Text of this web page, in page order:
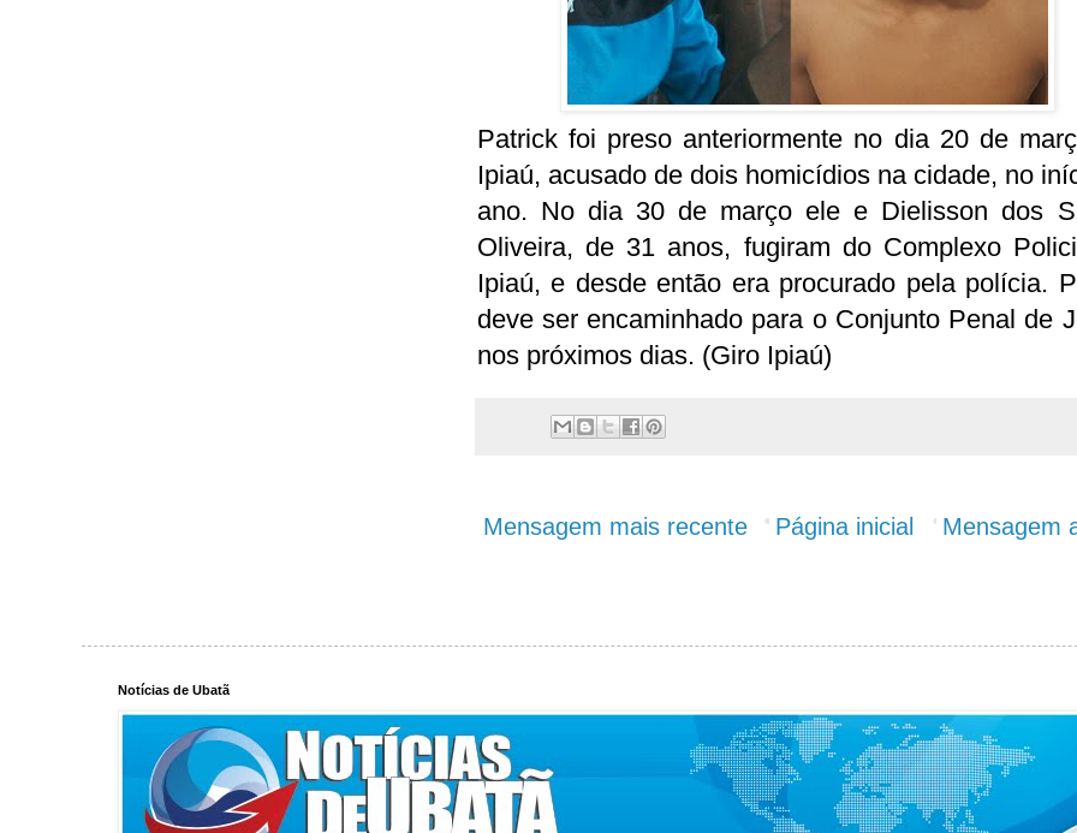
Patrick foi preso anteriormente no dia 20 de
Ipiaú, acusado de dois homicídios na cidade, no
ano. No dia 30 de março ele e Dielisson dos
Oliveira, de 31 anos, fugiram do Complexo
Ipiaú, e desde então era procurado pela polícia.
deve ser encaminhado para o Conjunto Penal de
nos próximos dias. (Giro Ipiaú)
Mensagem mais recente Mensagem
Página inicial
Notícias de Ubatã